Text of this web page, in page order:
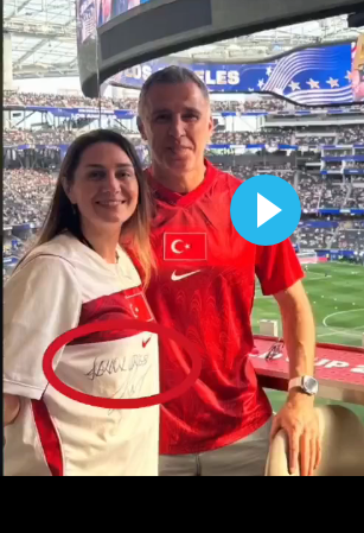
Hakan Şükür Türkiyə-
matçında
26.06.2026